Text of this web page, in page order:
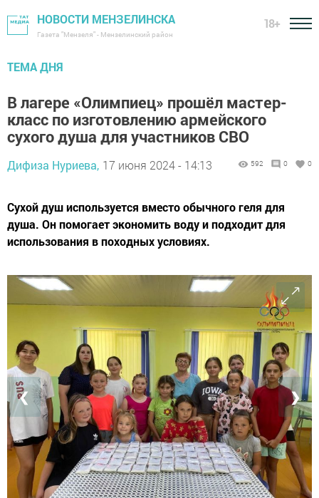
НОВОСТИ МЕНЗЕЛИНСКА
Газета "Мензеля" - Мензелинский район
18+
ТЕМА ДНЯ
В лагере «Олимпиец» прошёл мастер-
класс по изготовлению армейского
сухого душа для участников СВО
Дифиза Нуриева, 17 июня 2024 - 14:13 592 0 0
Сухой душ используется вместо обычного геля для
душа. Он помогает экономить воду и подходит для
использования в походных условиях.
❮ ❯